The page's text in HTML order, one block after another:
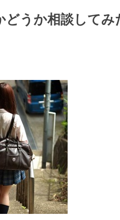
どうか相談してみ